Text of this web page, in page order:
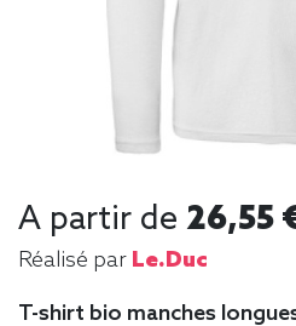
A partir de 26,55
Réalisé par Le.duc
T-shirt bio manches